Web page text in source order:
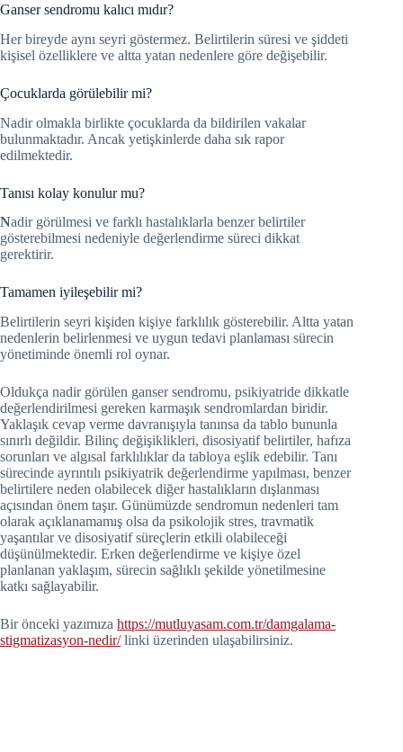
Ganser sendromu kalıcı mıdır?
Her bireyde aynı seyri göstermez. Belirtilerin süresi ve şiddeti
kişisel özelliklere ve altta yatan nedenlere göre değişebilir.
Çocuklarda görülebilir mi?
Nadir olmakla birlikte çocuklarda da bildirilen vakalar
bulunmaktadır. Ancak yetişkinlerde daha sık rapor
edilmektedir.
Tanısı kolay konulur mu?
Nadir görülmesi ve farklı hastalıklarla benzer belirtiler
gösterebilmesi nedeniyle değerlendirme süreci dikkat
gerektirir.
Tamamen iyileşebilir mi?
Belirtilerin seyri kişiden kişiye farklılık gösterebilir. Altta yatan
nedenlerin belirlenmesi ve uygun tedavi planlaması sürecin
yönetiminde önemli rol oynar.
Oldukça nadir görülen ganser sendromu, psikiyatride dikkatle
değerlendirilmesi gereken karmaşık sendromlardan biridir.
Yaklaşık cevap verme davranışıyla tanınsa da tablo bununla
sınırlı değildir. Bilinç değişiklikleri, disosiyatif belirtiler, hafıza
sorunları ve algısal farklılıklar da tabloya eşlik edebilir. Tanı
sürecinde ayrıntılı psikiyatrik değerlendirme yapılması, benzer
belirtilere neden olabilecek diğer hastalıkların dışlanması
açısından önem taşır. Günümüzde sendromun nedenleri tam
olarak açıklanamamış olsa da psikolojik stres, travmatik
yaşantılar ve disosiyatif süreçlerin etkili olabileceği
düşünülmektedir. Erken değerlendirme ve kişiye özel
planlanan yaklaşım, sürecin sağlıklı şekilde yönetilmesine
katkı sağlayabilir.
Bir önceki yazımıza https://mutluyasam.com.tr/damgalama-
stigmatizasyon-nedir/linki üzerinden ulaşabilirsiniz.